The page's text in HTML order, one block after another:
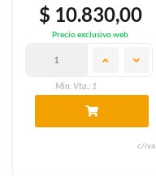
$ 10.830,00
Precio exclusivo web
Min. Vta.: 1
c/iva